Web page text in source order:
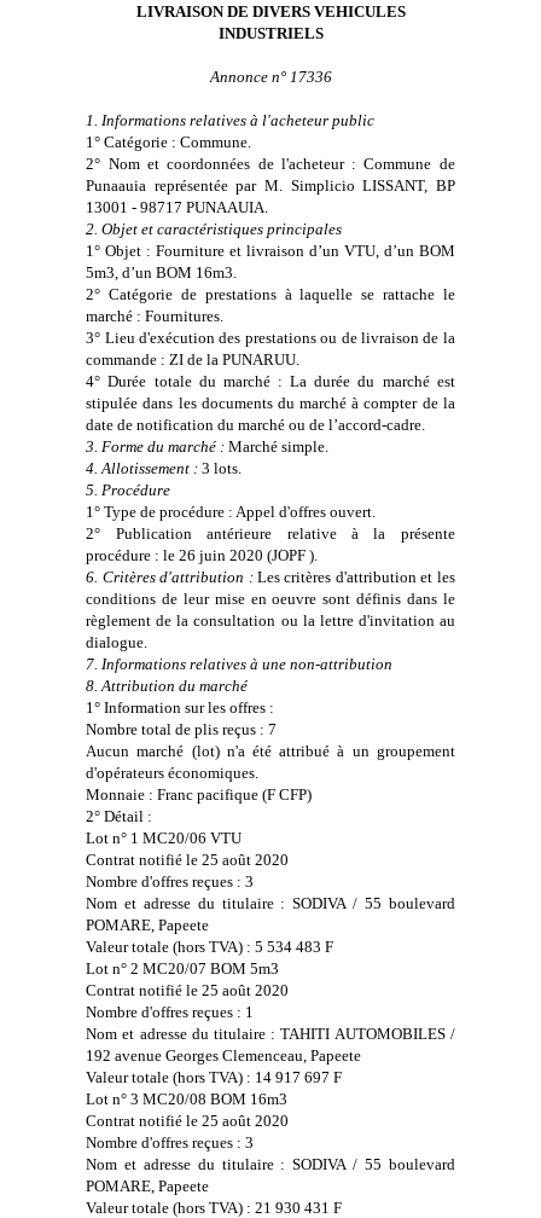
LIVRAISON DE DIVERS VEHICULES
INDUSTRIELS
Annonce n° 17336
1. Informations relatives à l'acheteur public
1° Catégorie : Commune.
2° Nom et coordonnées de l'acheteur : Commune de
Punaauia représentée par M. Simplicio LISSANT, BP
13001 - 98717 PUNAAUIA.
2. Objet et caractéristiques principales
1° Objet : Fourniture et livraison d’un VTU, d’un BOM
5m3, d’un BOM 16m3.
2° Catégorie de prestations à laquelle se rattache le
marché : Fournitures.
3° Lieu d'exécution des prestations ou de livraison de la
commande : ZI de la PUNARUU.
4° Durée totale du marché : La durée du marché est
stipulée dans les documents du marché à compter de la
date de notification du marché ou de l’accord-cadre.
3. Forme du marché : Marché simple.
4. Allotissement :3 lots.
5. Procédure
1° Type de procédure : Appel d'offres ouvert.
2° Publication antérieure relative à la présente
procédure : le 26 juin 2020 (JOPF ).
6. Critères d'attribution :Les critères d'attribution et les
conditions de leur mise en oeuvre sont définis dans le
règlement de la consultation ou la lettre d'invitation au
dialogue.
7. Informations relatives à une non-attribution
8. Attribution du marché
1° Information sur les offres :
Nombre total de plis reçus : 7
Aucun marché (lot) n'a été attribué à un groupement
d'opérateurs économiques.
Monnaie : Franc pacifique (F CFP)
2° Détail :
Lot n° 1 MC20/06 VTU
Contrat notifié le 25 août 2020
Nombre d'offres reçues : 3
Nom et adresse du titulaire : SODIVA / 55 boulevard
POMARE, Papeete
Valeur totale (hors TVA) : 5 534 483 F
Lot n° 2 MC20/07 BOM 5m3
Contrat notifié le 25 août 2020
Nombre d'offres reçues : 1
Nom et adresse du titulaire : TAHITI AUTOMOBILES /
192 avenue Georges Clemenceau, Papeete
Valeur totale (hors TVA) : 14 917 697 F
Lot n° 3 MC20/08 BOM 16m3
Contrat notifié le 25 août 2020
Nombre d'offres reçues : 3
Nom et adresse du titulaire : SODIVA / 55 boulevard
POMARE, Papeete
Valeur totale (hors TVA) : 21 930 431 F